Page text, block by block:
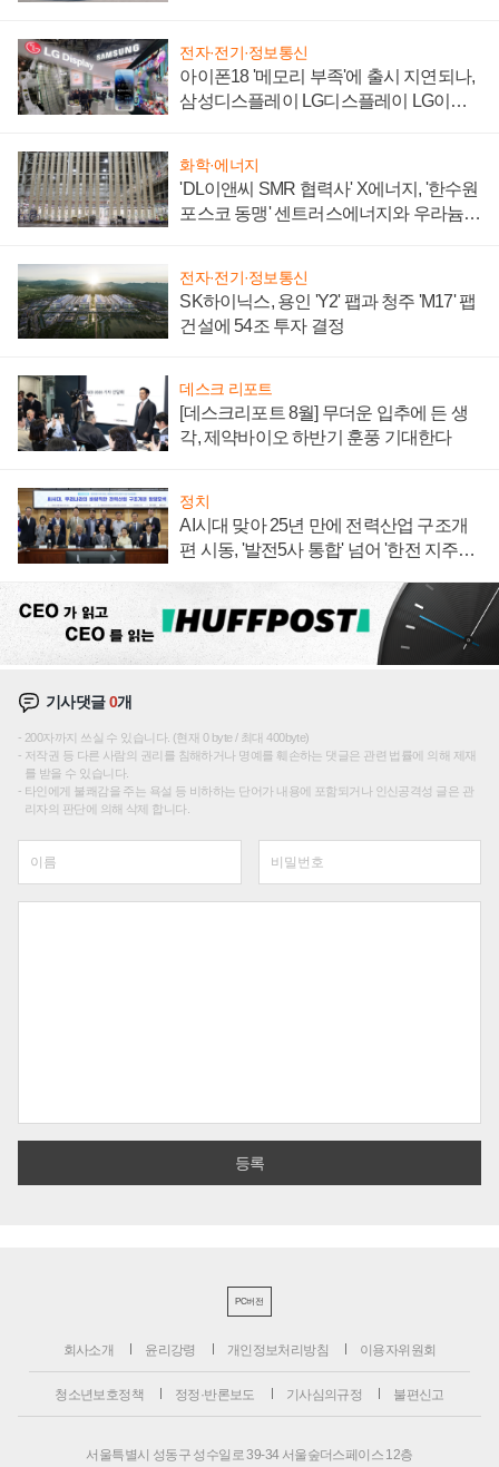
전자·전기·정보통신
아이폰18 '메모리 부족'에 출시 지연되나,
삼성디스플레이 LG디스플레이 LG이노
화학·에너지
'DL이앤씨 SMR 협력사' X에너지, '한수원
포스코 동맹' 센트러스에너지와 우라늄
전자·전기·정보통신
SK하이닉스, 용인 'Y2' 팹과 청주 'M17' 팹
건설에 54조 투자 결정
데스크 리포트
[데스크리포트 8월] 무더운 입추에 든 생
각, 제약바이오 하반기 훈풍 기대한다
정치
AI시대 맞아 25년 만에 전력산업 구조개
편 시동, '발전5사 통합' 넘어 '한전 지주사'
기사댓글0개
200자까지 쓰실 수 있습니다. (현재 0 byte / 최대 400byte)
저작권 등 다른 사람의 권리를 침해하거나 명예를 훼손하는 댓글은 관련 법률에 의해 제재
를 받을 수 있습니다.
타인에게 불쾌감을 주는 욕설 등 비하하는 단어가 내용에 포함되거나 인신공격성 글은 관
리자의 판단에 의해 삭제 합니다.
PC버전
회사소개 윤리강령 개인정보처리방침 이용자위원회
청소년보호정책 정정·반론보도 기사심의규정 불편신고
서울특별시 성동구 성수일로 39-34 서울숲더스페이스 12층